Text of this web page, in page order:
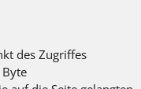
des Zugriffes